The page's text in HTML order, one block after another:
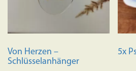
Von Herzen –
Schlüsselanhänger
5x